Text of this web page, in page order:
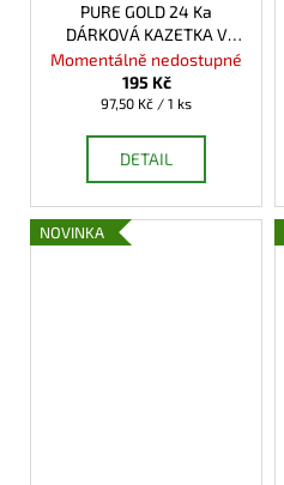
PURE GOLD 24 Ka
DÁRKOVÁ KAZETKA V
PÉČI O TĚLO MINI
Momentálně nedostupné
195 Kč
Měrná
97,50 Kč / 1 ks
DETAIL
NOVINKA